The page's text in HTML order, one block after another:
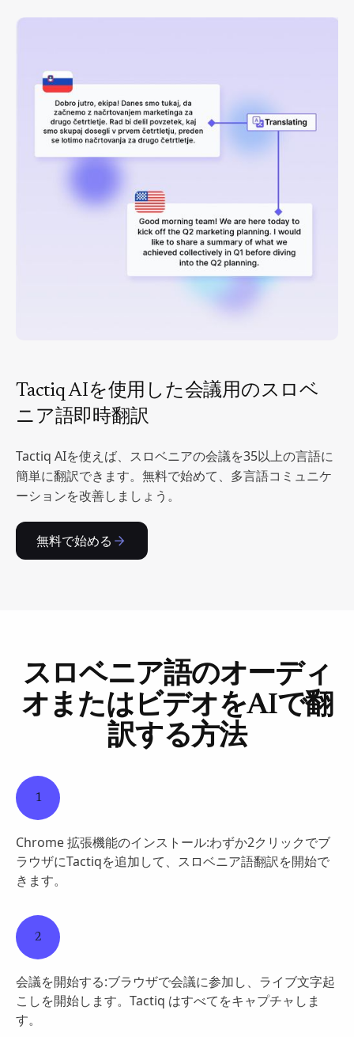
Tactiq AIを使用した会議用のスロベ
ニア語即時翻訳
Tactiq AIを使えば、スロベニアの会議を35以上の言語に
簡単に翻訳できます。無料で始めて、多言語コミュニケ
ーションを改善しましょう。
無料で始める
スロベニア語のオーディ
オまたはビデオをAIで翻
訳する方法
1
Chrome 拡張機能のインストール:わずか2クリックでブ
ラウザにTactiqを追加して、スロベニア語翻訳を開始で
きます。
2
会議を開始する:ブラウザで会議に参加し、ライブ文字起
こしを開始します。Tactiq はすべてをキャプチャしま
す。